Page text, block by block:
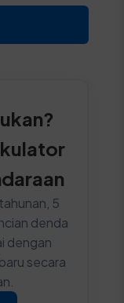
5
denda
dengan
secara